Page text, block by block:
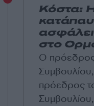
Κόστα:
στο
Ο
πρόεδρος
Συμβουλίου,